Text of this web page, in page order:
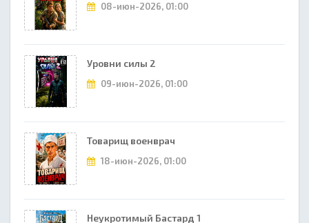
08-июн-2026, 01:00
Уровни силы 2
09-июн-2026, 01:00
Товарищ военврач
18-июн-2026, 01:00
Неукротимый Бастард 1